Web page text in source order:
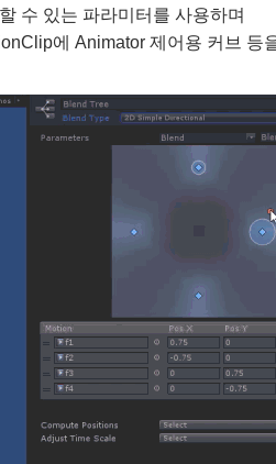
수 있는 파라미터를 사용하며
에 Animator 제어용 커브 등